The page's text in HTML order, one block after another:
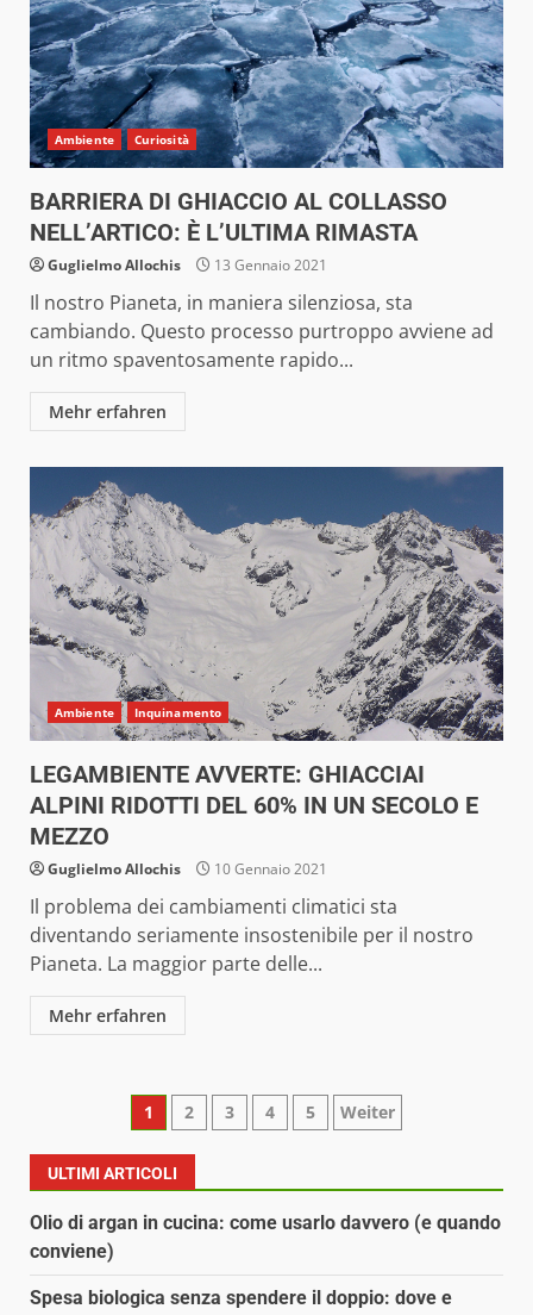
Ambiente Curiosità
BARRIERA DI GHIACCIO AL COLLASSO
NELL’ARTICO: È L’ULTIMA RIMASTA
Guglielmo Allochis 13 Gennaio 2021
Il nostro Pianeta, in maniera silenziosa, sta
cambiando. Questo processo purtroppo avviene ad
un ritmo spaventosamente rapido...
Mehr erfahren
Ambiente Inquinamento
LEGAMBIENTE AVVERTE: GHIACCIAI
ALPINI RIDOTTI DEL 60% IN UN SECOLO E
MEZZO
Guglielmo Allochis 10 Gennaio 2021
Il problema dei cambiamenti climatici sta
diventando seriamente insostenibile per il nostro
Pianeta. La maggior parte delle...
Mehr erfahren
Paginazione
degli
articoli
1 2 3 4 5 Weiter
ULTIMI ARTICOLI
Olio di argan in cucina: come usarlo davvero (e quando
conviene)
Spesa biologica senza spendere il doppio: dove e